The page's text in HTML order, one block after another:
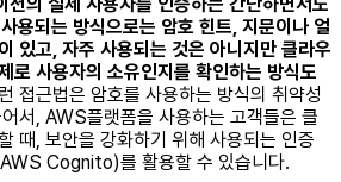
용되는 방식으로는 암호 힌트, 지문이나 얼
있고, 자주 사용되는 것은 아니지만 클라우
로 사용자의 소유인지를 확인하는 방식도
접근법은 암호를 사용하는 방식의 취약성
서, AWS플랫폼을 사용하는 고객들은 클
때, 보안을 강화하기 위해 사용되는 인증
Cognito)를 활용할 수 있습니다.